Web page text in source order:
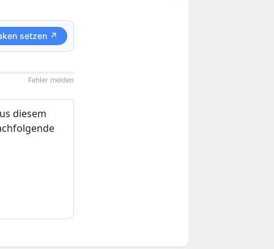
setzen ↗
Fehler melden
diesem